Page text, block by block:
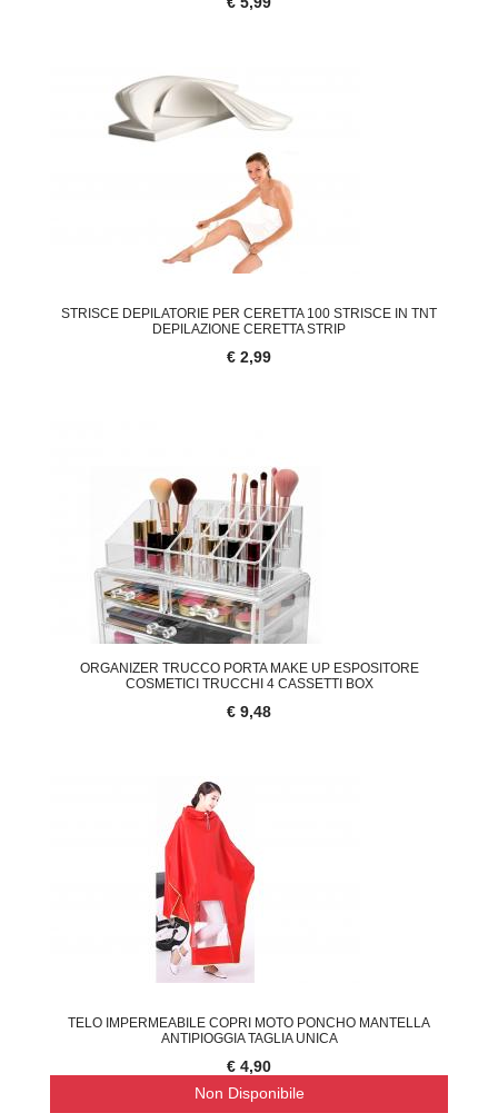
STRISCE DEPILATORIE PER CERETTA 100 STRISCE IN TNT
DEPILAZIONE CERETTA STRIP
€ 2,99
ORGANIZER TRUCCO PORTA MAKE UP ESPOSITORE
COSMETICI TRUCCHI 4 CASSETTI BOX
€ 9,48
TELO IMPERMEABILE COPRI MOTO PONCHO MANTELLA
ANTIPIOGGIA TAGLIA UNICA
€ 4,90
Non Disponibile